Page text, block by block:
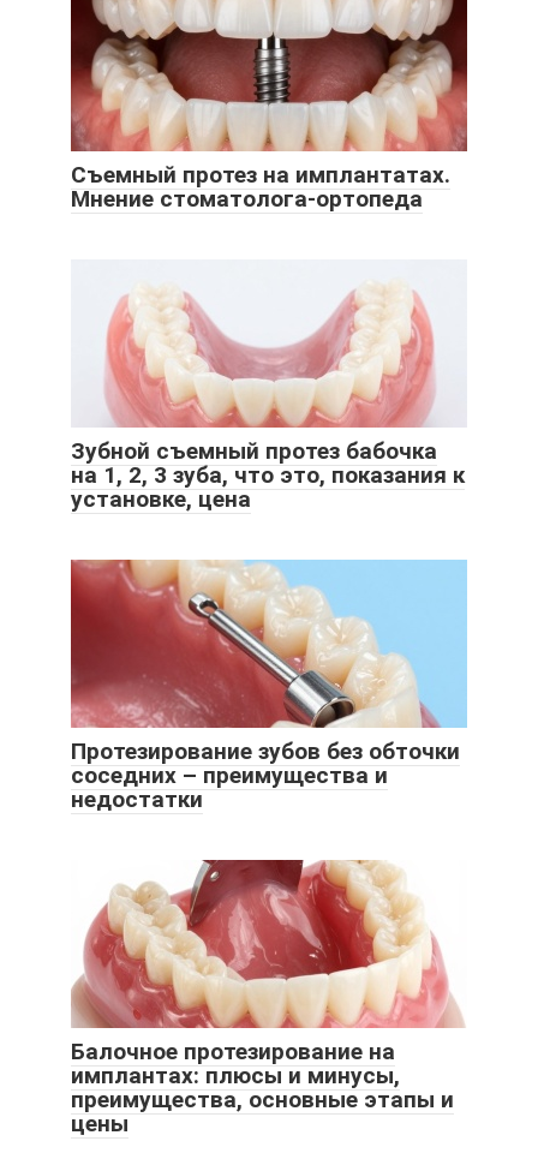
Съемный протез на имплантатах.
Мнение стоматолога-ортопеда
Зубной съемный протез бабочка
на 1, 2, 3 зуба, что это, показания к
установке, цена
Протезирование зубов без обточки
соседних – преимущества и
недостатки
Балочное протезирование на
имплантах: плюсы и минусы,
преимущества, основные этапы и
цены